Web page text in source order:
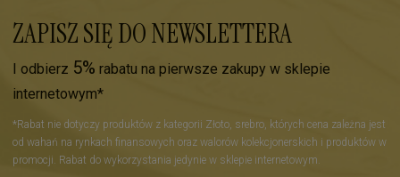
ZAPISZ SIĘ DO NEWSLETTERA
I odbierz 5% rabatu na pierwsze zakupy w sklepie
internetowym*
*Rabat nie dotyczy produktów z kategorii Złoto, srebro, których cena zależna jest
od wahań na rynkach finansowych oraz walorów kolekcjonerskich i produktów w
promocji. Rabat do wykorzystania jedynie w sklepie internetowym.